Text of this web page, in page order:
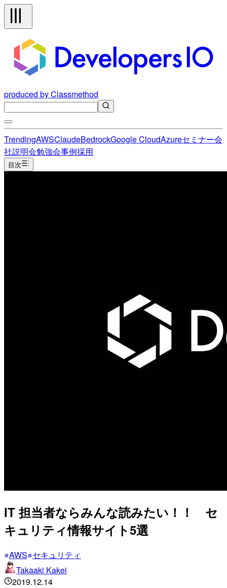
produced by Classmethod
TrendingAWSClaudeBedrockGoogle CloudAzureセミナー会
社説明会勉強会事例採用
目次
IT 担当者ならみんな読みたい！！ セ
キュリティ情報サイト5選
AWS セキュリティ
Takaaki Kakei
2019.12.14